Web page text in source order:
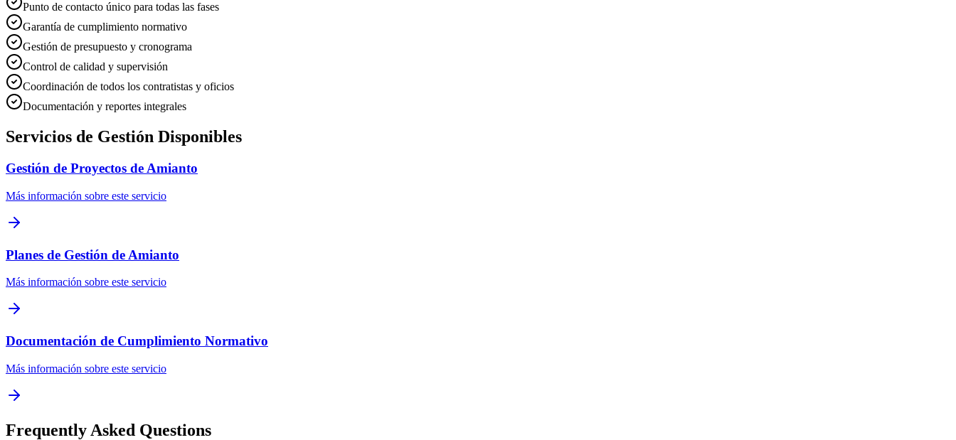
Punto de contacto único para todas las fases
Garantía de cumplimiento normativo
Gestión de presupuesto y cronograma
Control de calidad y supervisión
Coordinación de todos los contratistas y oficios
Documentación y reportes integrales
Servicios de Gestión Disponibles
Gestión de Proyectos de Amianto
Más información sobre este servicio
Planes de Gestión de Amianto
Más información sobre este servicio
Documentación de Cumplimiento Normativo
Más información sobre este servicio
Frequently Asked Questions